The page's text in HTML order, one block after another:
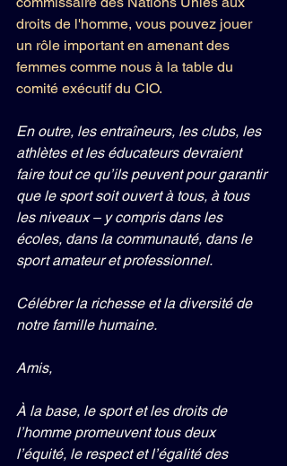
droits de l'homme, vous pouvez jouer
un rôle important en amenant des
femmes comme nous à la table du
comité exécutif du CIO.
En outre, les entraîneurs, les clubs, les
athlètes et les éducateurs devraient
faire tout ce qu’ils peuvent pour garantir
que le sport soit ouvert à tous, à tous
les niveaux – y compris dans les
écoles, dans la communauté, dans le
sport amateur et professionnel.
Célébrer la richesse et la diversité de
notre famille humaine.
Amis,
À la base, le sport et les droits de
l’homme promeuvent tous deux
l’équité, le respect et l’égalité des